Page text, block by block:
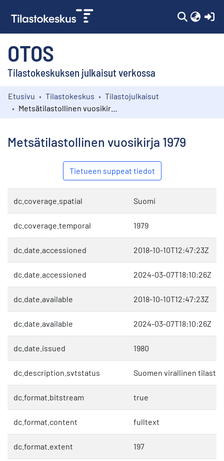
OTOS
Tilastokeskuksen julkaisut verkossa
Kokoelmat
Etusivu Tilastokeskus
Tilastojulkaisut
Metsätilastollinen vuosikirja 1979
Tietueen suppeat tiedot
dc.coverage.spatial Suomi
dc.coverage.temporal 1979
dc.date.accessioned 2018-10-10T12:47:23Z
dc.date.accessioned 2024-03-07T18:10:26Z
dc.date.available 2018-10-10T12:47:23Z
dc.date.available 2024-03-07T18:10:26Z
dc.date.issued 1980
dc.description.svtstatus Suomen virallinen tilasto
dc.format.bitstream true
dc.format.content fulltext
dc.format.extent 197